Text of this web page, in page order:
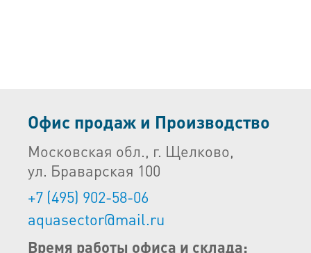
Офис продаж и Производство
Московская обл., г. Щелково,
ул. Браварская 100
+7 (495) 902-58-06
aquasector@mail.ru
Время работы офиса и склада: